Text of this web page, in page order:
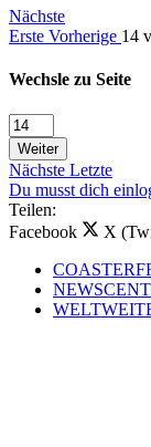
Nächste
Erste Vorherige 14
Wechsle zu Seite
Weiter
Nächste Letzte
Du musst dich
Teilen:
Facebook
X